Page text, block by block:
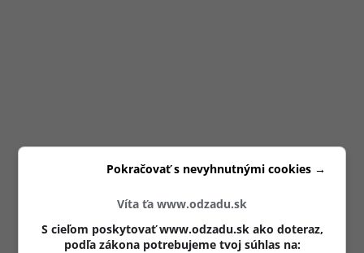
Víta ťa www.odzadu.sk
S cieľom poskytovať www.odzadu.sk ako doteraz,
podľa zákona potrebujeme tvoj súhlas na:
Pokračovať s nevyhnutnými cookies →